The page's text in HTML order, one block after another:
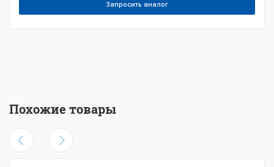
Запросить аналог
Похожие товары